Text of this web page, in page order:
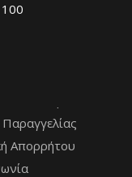
Απορρήτου